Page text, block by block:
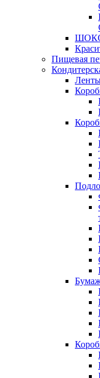
Пищевая